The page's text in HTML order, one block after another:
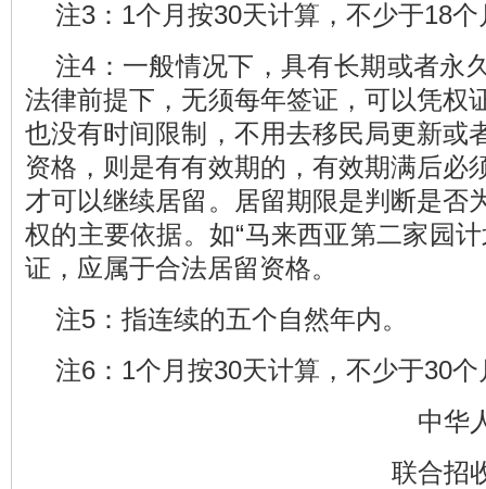
注3：1个月按30天计算，不少于18
注4：一般情况下，具有长期或者永
法律前提下，无须每年签证，可以凭权
也没有时间限制，不用去移民局更新或
资格，则是有有效期的，有效期满后必
才可以继续居留。居留期限是判断是否
权的主要依据。如“马来西亚第二家园
证，应属于合法居留资格。
注5：指连续的五个自然年内。
注6：1个月按30天计算，不少于30
中华
联合招